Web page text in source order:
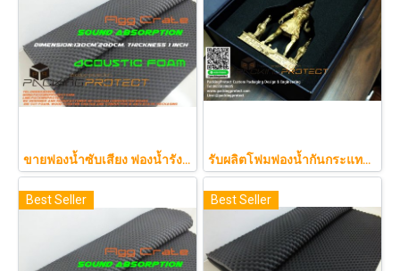
ขายฟองน้ำซับเสียง ฟองน้ำรังไข่ แผ่นซับเสียงห้อง ราคาถูกฟองน้ำรังไข่ แผ่นซับเสียงรังไข่ แผ่นซับเสียงรังไข่ Acoustic foam สีเ รับผลิตโฟมฟองน้ำกันกระแทกรับออกแบบบรรจุภัณฑ์โมเดล art toy ต่างๆ
Best Seller Best Seller